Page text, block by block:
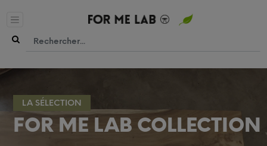
LA SÉLECTION
FOR ME LAB COLLECTION